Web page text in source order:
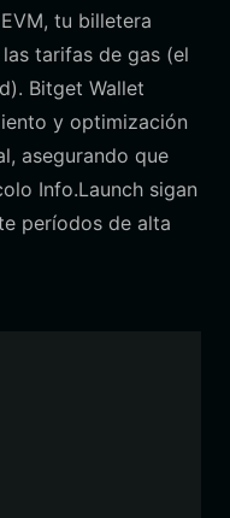
tu billetera
tarifas de gas (el
Bitget Wallet
y optimización
asegurando que
Info.Launch sigan
períodos de alta